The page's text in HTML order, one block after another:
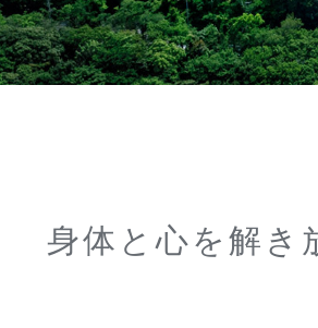
身体と心を解き